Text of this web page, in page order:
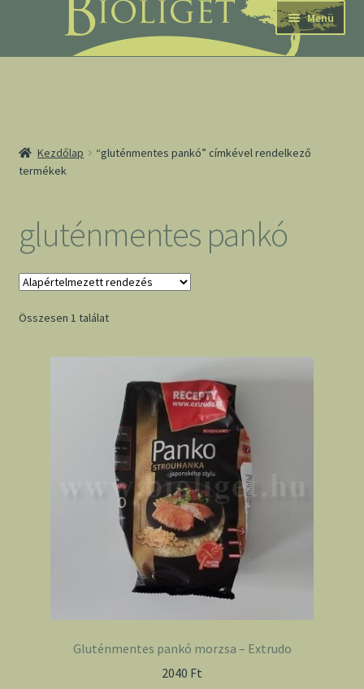
navigációhoz
tartalomba
Menü
Kezdőlap
“gluténmentes pankó” címkével rendelkező
termékek
gluténmentes pankó
Összesen 1 találat
Gluténmentes pankó morzsa – Extrudo
2040 Ft